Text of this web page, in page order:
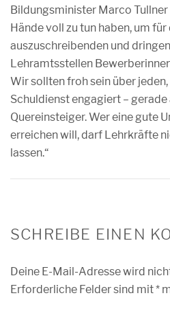
Bildungsminister Marco
Hände voll zu tun haben, um für
auszuschreibenden und
Lehramtsstellen
Wir sollten froh sein über
Schuldienst engagiert – gerade
Quereinsteiger. Wer eine gute
erreichen will, darf Lehrkräfte
lassen.“
SCHREIBE EINEN
Deine E-Mail-Adresse wird
Erforderliche Felder sind mit*